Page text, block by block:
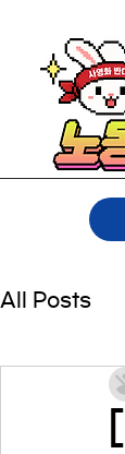
All Posts